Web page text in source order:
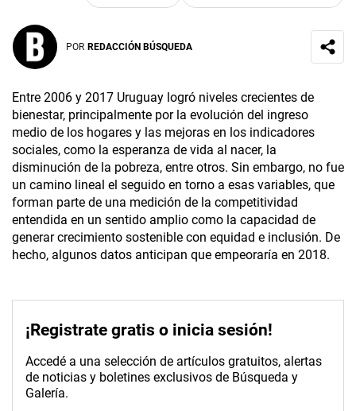
POR REDACCIÓN BÚSQUEDA
Entre 2006 y 2017 Uruguay logró niveles crecientes de
bienestar, principalmente por la evolución del ingreso
medio de los hogares y las mejoras en los indicadores
sociales, como la esperanza de vida al nacer, la
disminución de la pobreza, entre otros. Sin embargo, no fue
un camino lineal el seguido en torno a esas variables, que
forman parte de una medición de la competitividad
entendida en un sentido amplio como la capacidad de
generar crecimiento sostenible con equidad e inclusión. De
hecho, algunos datos anticipan que empeoraría en 2018.
¡Registrate gratis o inicia sesión!
Accedé a una selección de artículos gratuitos, alertas
de noticias y boletines exclusivos de Búsqueda y
Galería.